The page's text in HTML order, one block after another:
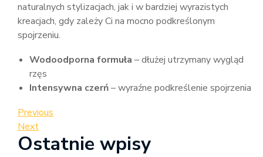
naturalnych stylizacjach, jak i w bardziej wyrazistych
kreacjach, gdy zależy Ci na mocno podkreślonym
spojrzeniu.
Wodoodporna formuła – dłużej utrzymany wygląd
rzęs
Intensywna czerń– wyraźne podkreślenie spojrzenia
Nawigacja
wpisu
Previous
Post
Previous
Next
Post
Next
Ostatnie wpisy